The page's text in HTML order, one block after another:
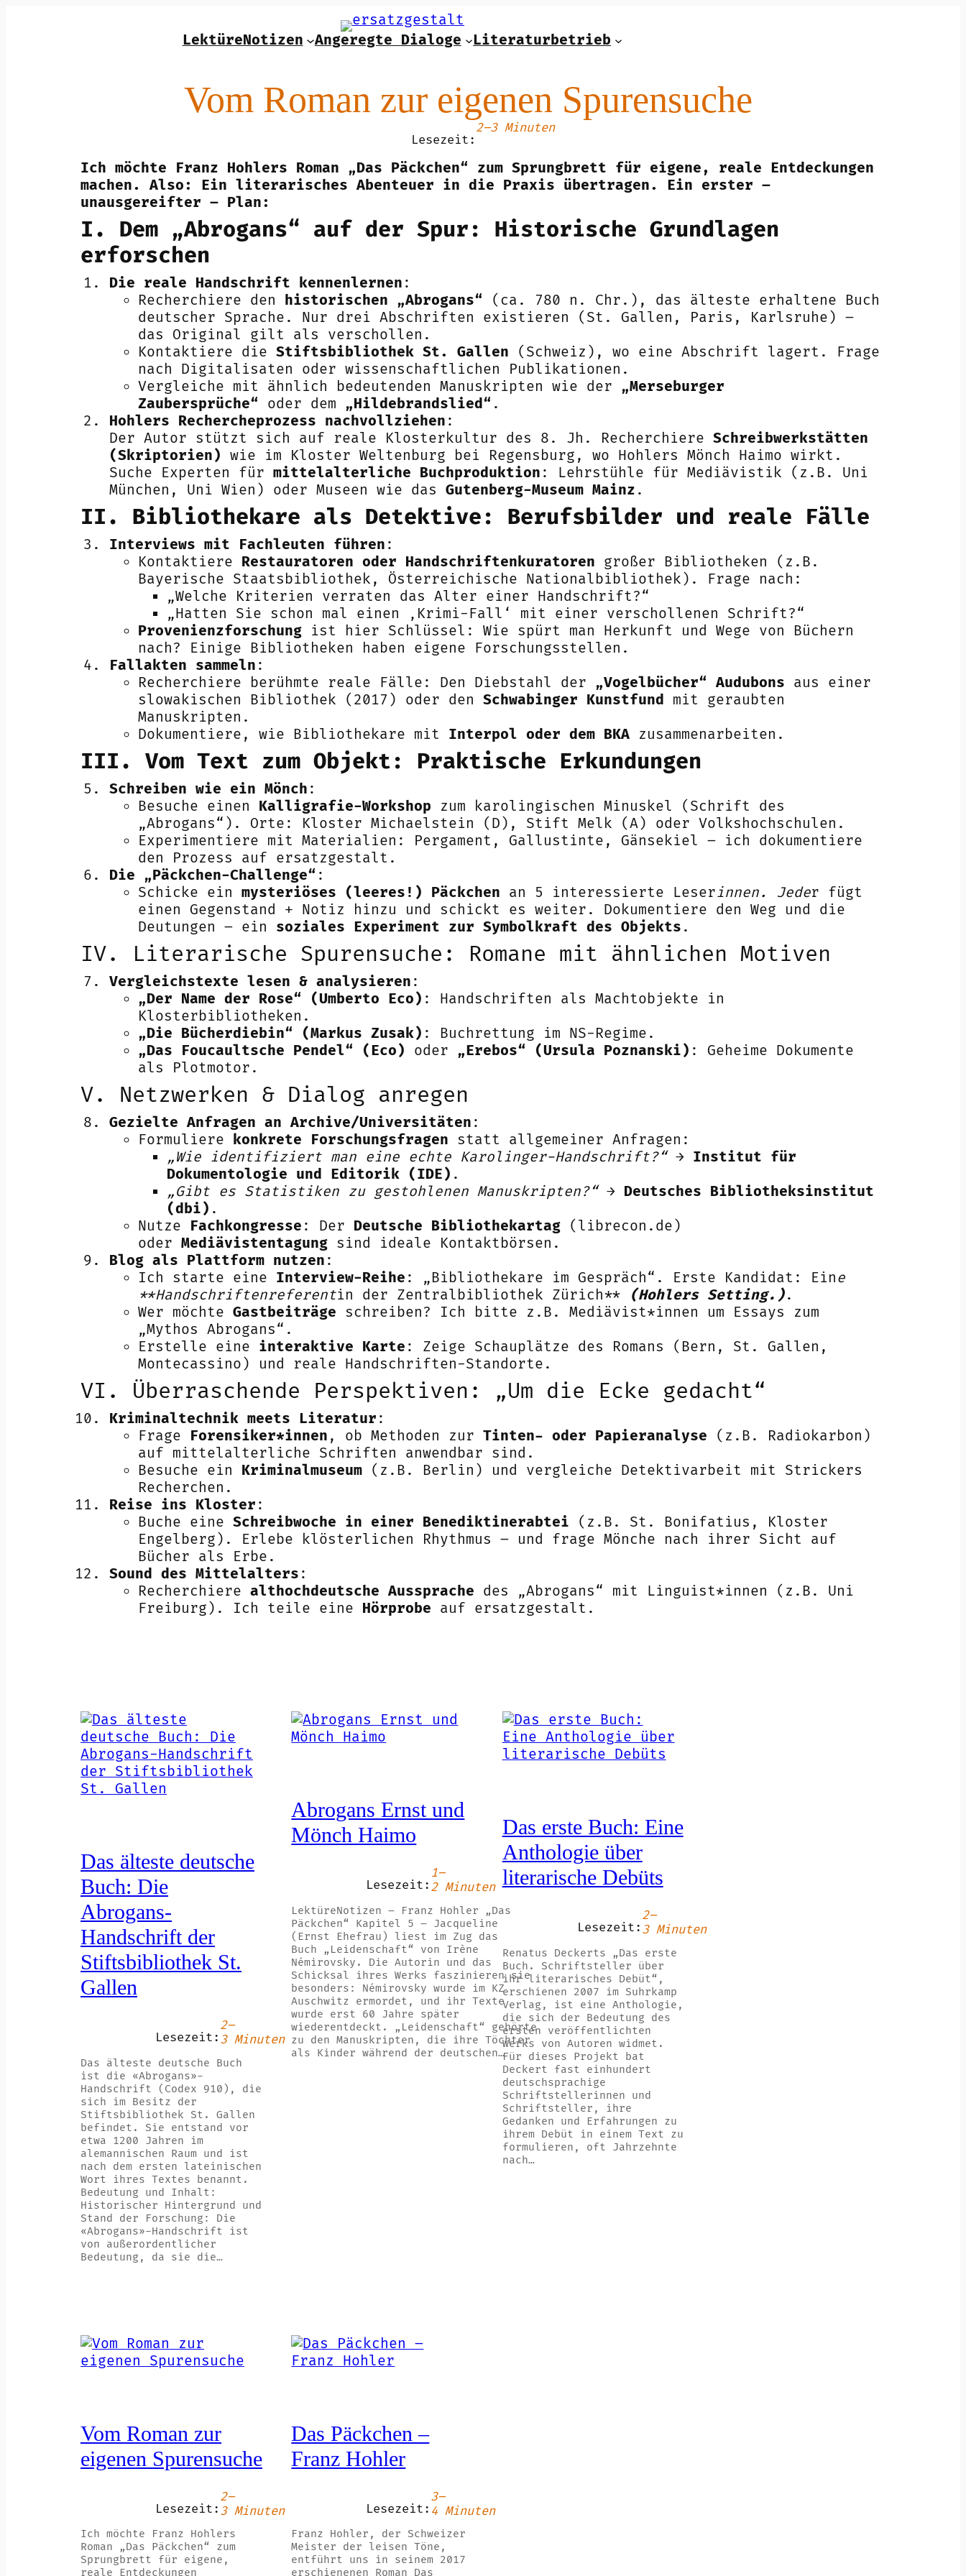
LektüreNotizen Angeregte Dialoge Literaturbetrieb
Vom Roman zur eigenen Spurensuche
Lesezeit:
2–3 Minuten
Ich möchte Franz Hohlers Roman „Das Päckchen“ zum Sprungbrett für eigene, reale Entdeckungen
machen. Also: Ein literarisches Abenteuer in die Praxis übertragen.
Ein erster –
unausgereifter – Plan:
I. Dem „Abrogans“ auf der Spur: Historische Grundlagen
erforschen
Die reale Handschrift kennenlernen :
Recherchiere den
historischen „Abrogans“ (ca. 780 n. Chr.), das älteste erhaltene Buch
deutscher Sprache. Nur drei Abschriften existieren (St. Gallen, Paris, Karlsruhe) –
das Original gilt als verschollen.
Kontaktiere die Stiftsbibliothek St. Gallen (Schweiz), wo eine Abschrift lagert. Frage
nach Digitalisaten oder wissenschaftlichen Publikationen.
Vergleiche mit ähnlich bedeutenden Manuskripten wie der „Merseburger
Zaubersprüche“ oder dem „Hildebrandslied“ .
Hohlers Rechercheprozess nachvollziehen :
Der Autor stützt sich auf reale Klosterkultur des 8. Jh. Recherchiere Schreibwerkstätten
(Skriptorien) wie im Kloster Weltenburg bei Regensburg, wo Hohlers Mönch Haimo wirkt.
Suche Experten für mittelalterliche Buchproduktion : Lehrstühle für Mediävistik (z.B. Uni
München, Uni Wien) oder Museen wie das Gutenberg-Museum Mainz .
II. Bibliothekare als Detektive: Berufsbilder und reale Fälle
Interviews mit Fachleuten führen :
Kontaktiere Restauratoren oder Handschriftenkuratoren großer Bibliotheken (z.B.
Bayerische Staatsbibliothek, Österreichische Nationalbibliothek). Frage nach:
„Welche Kriterien verraten das Alter einer Handschrift?“
„Hatten Sie schon mal einen ‚Krimi-Fall‘ mit einer verschollenen Schrift?“
Provenienzforschung ist hier Schlüssel: Wie spürt man Herkunft und Wege von Büchern
nach? Einige Bibliotheken haben eigene Forschungsstellen.
Fallakten sammeln :
Recherchiere berühmte reale Fälle: Den Diebstahl der „Vogelbücher“ Audubons aus einer
slowakischen Bibliothek (2017) oder den Schwabinger Kunstfund
mit geraubten
Manuskripten.
Dokumentiere, wie Bibliothekare mit Interpol oder dem BKA zusammenarbeiten.
III. Vom Text zum Objekt: Praktische Erkundungen
Schreiben wie ein Mönch :
Besuche einen Kalligrafie-Workshop zum karolingischen Minuskel (Schrift des
„Abrogans“). Orte: Kloster Michaelstein (D), Stift Melk (A) oder Volkshochschulen.
Experimentiere mit Materialien: Pergament, Gallustinte, Gänsekiel – ich dokumentiere
den Prozess auf ersatzgestalt.
Die „Päckchen-Challenge“ :
Schicke ein mysteriöses (leeres!) Päckchen an 5 interessierte Leserinnen. Jeder fügt
einen Gegenstand + Notiz hinzu und schickt es weiter. Dokumentiere den Weg und die
Deutungen – ein soziales Experiment zur Symbolkraft des Objekts .
IV. Literarische Spurensuche: Romane mit ähnlichen Motiven
Vergleichstexte lesen & analysieren :
„Der Name der Rose“ (Umberto Eco) : Handschriften als Machtobjekte in
Klosterbibliotheken.
„Die Bücherdiebin“ (Markus Zusak) : Buchrettung im NS-Regime.
„Das Foucaultsche Pendel“ (Eco) oder „Erebos“ (Ursula Poznanski) : Geheime Dokumente
als Plotmotor.
V. Netzwerken & Dialog anregen
Gezielte Anfragen an Archive/Universitäten :
Formuliere
konkrete Forschungsfragen statt allgemeiner Anfragen:
„Wie identifiziert man eine echte Karolinger-Handschrift?“→ Institut für
Dokumentologie und Editorik (IDE) .
„Gibt es Statistiken zu gestohlenen Manuskripten?“→ Deutsches Bibliotheksinstitut
(dbi) .
Nutze Fachkongresse : Der Deutsche Bibliothekartag (librecon.de)
oder Mediävistentagung sind ideale Kontaktbörsen.
Blog als Plattform nutzen :
Ich starte eine Interview-Reihe : „Bibliothekare im Gespräch“. Erste Kandidat: Eine
**Handschriftenreferentin der Zentralbibliothek Zürich** (Hohlers Setting.).
Wer möchte Gastbeiträge schreiben? Ich bitte z.B. Mediävist*innen um Essays zum
„Mythos Abrogans“.
Erstelle eine interaktive Karte : Zeige Schauplätze des Romans (Bern, St. Gallen,
Montecassino) und reale Handschriften-Standorte.
VI. Überraschende Perspektiven: „Um die Ecke gedacht“
Kriminaltechnik meets Literatur :
Frage Forensiker*innen , ob Methoden zur Tinten- oder Papieranalyse (z.B. Radiokarbon)
auf mittelalterliche Schriften anwendbar sind.
Besuche ein Kriminalmuseum (z.B. Berlin) und vergleiche Detektivarbeit mit Strickers
Recherchen.
Reise ins Kloster :
Buche eine Schreibwoche in einer Benediktinerabtei (z.B. St. Bonifatius, Kloster
Engelberg). Erlebe klösterlichen Rhythmus – und frage Mönche nach ihrer Sicht auf
Bücher als Erbe.
Sound des Mittelalters :
Recherchiere althochdeutsche Aussprache des „Abrogans“ mit Linguist*innen (z.B. Uni
Freiburg). Ich teile eine Hörprobe auf ersatzgestalt.
Das älteste deutsche
Buch: Die
Abrogans-
Handschrift der
Stiftsbibliothek St.
Gallen
Lesezeit:
2–
3 Minuten
Das älteste deutsche Buch
ist die «Abrogans»-
Handschrift (Codex 910), die
sich im Besitz der
Stiftsbibliothek St. Gallen
befindet. Sie entstand vor
etwa 1200 Jahren im
alemannischen Raum und ist
nach dem ersten lateinischen
Wort ihres Textes benannt.
Bedeutung und Inhalt:
Historischer Hintergrund und
Stand der Forschung: Die
«Abrogans»-Handschrift ist
von außerordentlicher
Bedeutung, da sie die…
Abrogans Ernst und
Mönch Haimo
Lesezeit:
1–
2 Minuten
LektüreNotizen – Franz Hohler „Das
Päckchen“ Kapitel 5 – Jacqueline
(Ernst Ehefrau) liest im Zug das
Buch „Leidenschaft“ von Irène
Némirovsky. Die Autorin und das
Schicksal ihres Werks faszinieren sie
besonders: Némirovsky wurde im KZ
Auschwitz ermordet, und ihr Texte
wurde erst 60 Jahre später
wiederentdeckt. „Leidenschaft“ gehörte
zu den Manuskripten, die ihre Töchter
als Kinder während der deutschen…
Das erste Buch: Eine
Anthologie über
literarische Debüts
Lesezeit:
2–
3 Minuten
Renatus Deckerts „Das erste
Buch. Schriftsteller über
ihr literarisches Debüt“,
erschienen 2007 im Suhrkamp
Verlag, ist eine Anthologie,
die sich der Bedeutung des
ersten veröffentlichten
Werks von Autoren widmet.
Für dieses Projekt bat
Deckert fast einhundert
deutschsprachige
Schriftstellerinnen und
Schriftsteller, ihre
Gedanken und Erfahrungen zu
ihrem Debüt in einem Text zu
formulieren, oft Jahrzehnte
nach…
Vom Roman zur
eigenen Spurensuche
Lesezeit:
2–
3 Minuten
Ich möchte Franz Hohlers
Roman „Das Päckchen“ zum
Sprungbrett für eigene,
reale Entdeckungen
Das Päckchen –
Franz Hohler
Lesezeit:
3–
4 Minuten
Franz Hohler, der Schweizer
Meister der leisen Töne,
entführt uns in seinem 2017
erschienenen Roman Das